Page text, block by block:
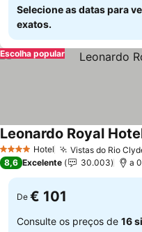
Selecione as datas para
exatos.
Escolha popular
4 EstrelasHotel Vistas do Rio
Leonardo Royal
8,6 Excelente 30.003 a
De € 101
Consulte os preços de 16